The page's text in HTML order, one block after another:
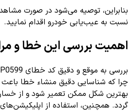
بنابراین، توصیه می‌شود در صورت
نسبت به عیب‌یابی خودرو اقدام نمایید.
اهمیت بررسی این خطا و
چرا که شناسایی دقیق منشاء خطا
بهترین شکل ممکن تعمیر شود و از
گردد. همچنین، استفاده از